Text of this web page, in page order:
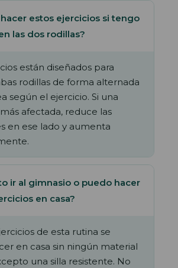
estos ejercicios si tengo
las dos rodillas?
están diseñados para
rodillas de forma alternada
según el ejercicio. Si una
afectada, reduce las
en ese lado y aumenta
ir al gimnasio o puedo hacer
en casa?
de esta rutina se
en casa sin ningún material
una silla resistente. No